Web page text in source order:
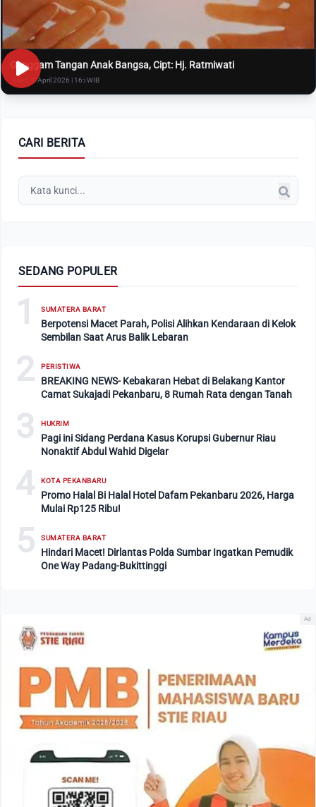
Genggam Tangan Anak Bangsa, Cipt: Hj. Ratmiwati
Rabu, 8 April 2026 | 16:i WIB
CARI BERITA
SEDANG POPULER
1 SUMATERA BARAT
Berpotensi Macet Parah, Polisi Alihkan Kendaraan di Kelok
Sembilan Saat Arus Balik Lebaran
2 PERISTIWA
BREAKING NEWS- Kebakaran Hebat di Belakang Kantor
Camat Sukajadi Pekanbaru, 8 Rumah Rata dengan Tanah
3 HUKRIM
Pagi ini Sidang Perdana Kasus Korupsi Gubernur Riau
Nonaktif Abdul Wahid Digelar
4 KOTA PEKANBARU
Promo Halal Bi Halal Hotel Dafam Pekanbaru 2026, Harga
Mulai Rp125 Ribu!
5 SUMATERA BARAT
Hindari Macet! Dirlantas Polda Sumbar Ingatkan Pemudik
One Way Padang-Bukittinggi
Ad